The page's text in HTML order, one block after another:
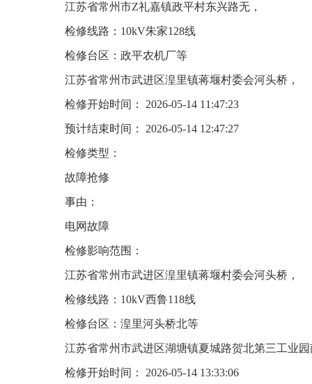
江苏省常州市Z礼嘉镇政平村东兴路无，
检修线路：10kV朱家128线
检修台区：政平农机厂等
江苏省常州市武进区湟里镇蒋堰村委会河头桥，
检修开始时间： 2026-05-14 11:47:23
预计结束时间： 2026-05-14 12:47:27
检修类型：
故障抢修
事由：
电网故障
检修影响范围：
江苏省常州市武进区湟里镇蒋堰村委会河头桥，
检修线路：10kV西鲁118线
检修台区：湟里河头桥北等
江苏省常州市武进区湖塘镇夏城路贺北第三工业
检修开始时间： 2026-05-14 13:33:06